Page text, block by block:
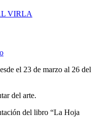
VIRLA
el 23 de marzo al 26 del
del arte.
del libro “La Hoja